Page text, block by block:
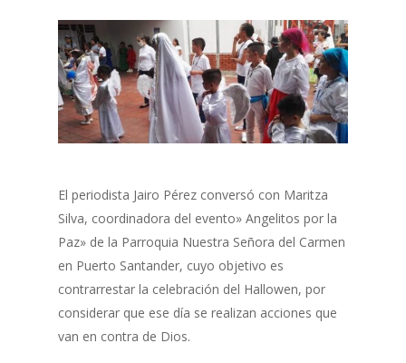
El periodista Jairo Pérez conversó con Maritza
Silva, coordinadora del evento» Angelitos por la
Paz» de la Parroquia Nuestra Señora del Carmen
en Puerto Santander, cuyo objetivo es
contrarrestar la celebración del Hallowen, por
considerar que ese día se realizan acciones que
van en contra de Dios.